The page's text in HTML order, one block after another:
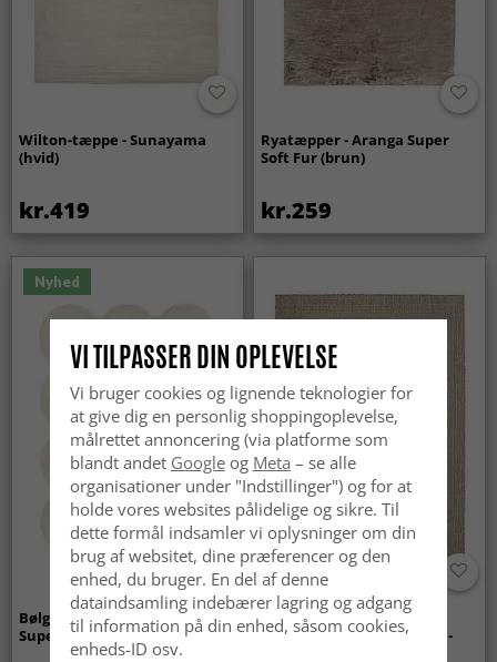
Wilton-tæppe - Sunayama
(hvid)
kr.419
Ryatæpper - Aranga Super
Soft Fur (brun)
kr.259
Nyhed
Bølget ryatæppe - Aranga
Super Soft Fur (beige)
Tæpper til
indendørs/udendørs brug -
VI TILPASSER DIN OPLEVELSE
Vi bruger cookies og lignende teknologier for
at give dig en personlig shoppingoplevelse,
målrettet annoncering (via platforme som
blandt andet Googleog Meta – se alle
organisationer under "Indstillinger") og for at
holde vores websites pålidelige og sikre. Til
dette formål indsamler vi oplysninger om din
brug af websitet, dine præferencer og den
enhed, du bruger. En del af denne
dataindsamling indebærer lagring og adgang
til information på din enhed, såsom cookies,
enheds-ID osv.